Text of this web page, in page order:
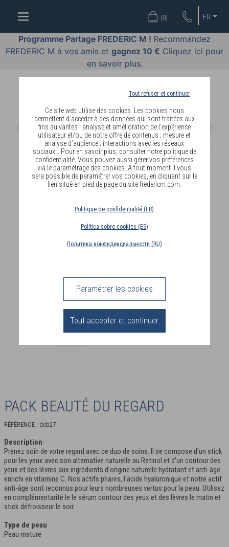
Tout refuser et continuer
Ce site web utilise des cookies. Les cookies nous
permettent d’accéder à des données qui sont traitées aux
fins suivantes : analyse et amélioration de l’expérience
utilisateur et/ou de notre offre de contenus ; mesure et
analyse d’audience ; interactions avec les réseaux
sociaux… Pour en savoir plus, consulter notre politique de
confidentialité. Vous pouvez aussi gérer vos préférences
via le paramétrage des cookies. A tout moment il vous
sera possible de paramétrer vos cookies, en cliquant sur le
lien situé en pied de page du site fredericm.com.
Politique de confidentialité (FR)
Política sobre cookies (ES)
Политика конфиденциальности (RU)
Paramétrer les cookies
Tout accepter et continuer
FR
(0)
Programme Partage FREDERIC M ! Recommandez
FREDERIC M à vos amis et gagnez 10 € Cliquez ici pour
en savoir plus.
OFFRES
COSMÉTIQUES
PARFUMS
BODY
DIAGNOSTIC
PEAU
DEVENIR
DISTRIBUTEUR
PACK BEAUTÉ DU REGARD
RÉFÉRENCE : dcb27
Description
Prenez soin de votre regard avec ce duo de soins. Il se compose d'un stick
pour les yeux avec son alternative naturelle au Retinol et d'un contour des
yeux et des lèvres aux ingrédients d'origine naturelle hydratant et anti-âge
enrichi en vitamine C. Nos actifs phares, l'acide hyaluronique et notre actif
anti-âge sont reconnus pour leurs nombreuses vertus pour la peau. Utilisez
en complémentarité le le sérum contour des yeux et des lèvres le matin et
stick défroisseur le soir.
Type de peau
Peau mature